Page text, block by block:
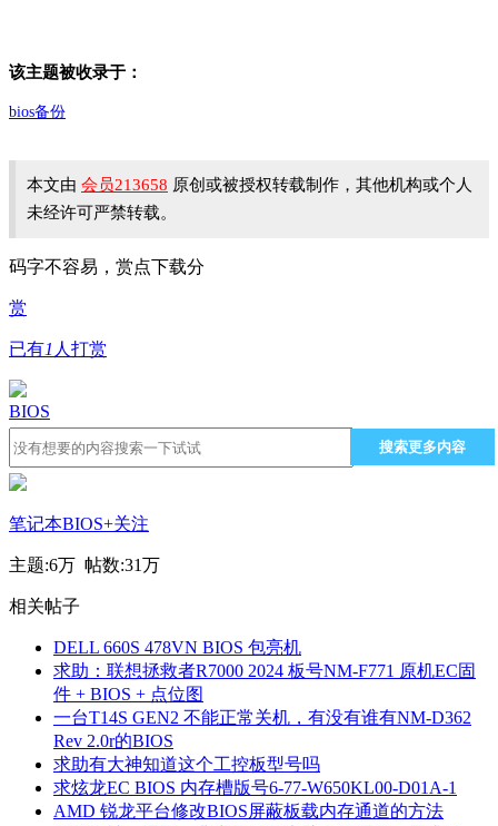
该主题被收录于：
bios备份
本文由 会员213658 原创或被授权转载制作，其他机构或个人
未经许可严禁转载。
码字不容易，赏点下载分
赏
已有1 人打赏
BIOS
搜索更多内容
笔记本BIOS+关注
主题:6万 帖数:31万
相关帖子
DELL 660S 478VN BIOS 包亮机
求助：联想拯救者R7000 2024 板号NM-F771 原机EC固
件 + BIOS + 点位图
一台T14S GEN2 不能正常关机，有没有谁有NM-D362
Rev 2.0r的BIOS
求助有大神知道这个工控板型号吗
求炫龙EC BIOS 内存槽版号6-77-W650KL00-D01A-1
AMD 锐龙平台修改BIOS屏蔽板载内存通道的方法